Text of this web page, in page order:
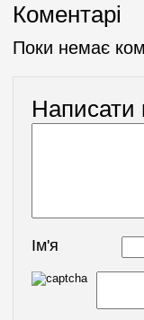
Коментарі
Поки немає
Написати
Ім'я